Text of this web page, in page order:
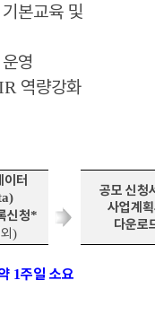
본교육 및
영
역량강화
터
신청*
)
공모 신청
사업계
다운로
1주일 소요